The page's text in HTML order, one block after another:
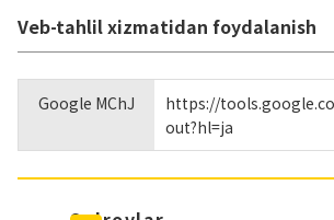
Veb-tahlil xizmatidan foydalanish
Google MChJ
https://
out?hl=ja